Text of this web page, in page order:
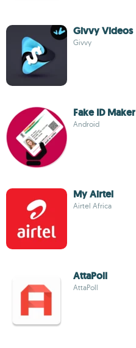
Givvy Videos
Givvy
Fake ID Maker
Android
My Airtel
Airtel Africa
AttaPoll
AttaPoll